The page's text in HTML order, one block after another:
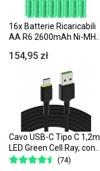
16x Batterie Ricaricabili
AA R6 2600mAh Ni-MH..
154,95 zł
Cavo USB-C Tipo C 1,2m
LED Green Cell Ray, con..
(74)